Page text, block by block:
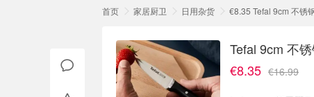
首页 家居厨卫 日用杂货 €8.35 Tefal 9cm 不锈
Tefal 9cm 不
€8.35 €16.99